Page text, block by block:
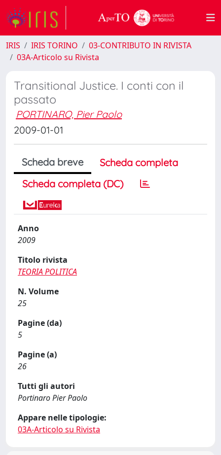
IRIS IRIS TORINO
03-CONTRIBUTO IN RIVISTA
03A-Articolo su Rivista
Transitional Justice. I conti con il
passato
PORTINARO, Pier Paolo
2009-01-01
Scheda breve
Scheda completa
Scheda completa (DC)
Anno
2009
Titolo rivista
TEORIA POLITICA
N. Volume
25
Pagine (da)
5
Pagine (a)
26
Tutti gli autori
Portinaro Pier Paolo
Appare nelle tipologie:
03A-Articolo su Rivista